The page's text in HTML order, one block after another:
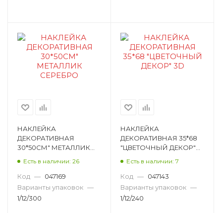
НАКЛЕЙКА
ДЕКОРАТИВНАЯ
30*50СМ" МЕТАЛЛИК
Есть в наличии: 26
Код — 047169
Варианты упаковок —
1/12/300
НАКЛЕЙКА
ДЕКОРАТИВНАЯ 35*68
"ЦВЕТОЧНЫЙ ДЕКОР"
Есть в наличии: 7
Код — 047143
Варианты упаковок —
1/12/240